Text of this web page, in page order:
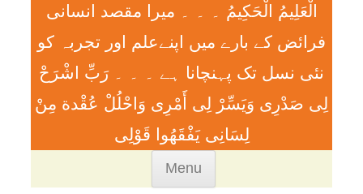
الْعَلِيمُ الْحَكِيمُ ۔ ۔ ۔ ميرا مقصد انسانی
فرائض کے بارے میں اپنےعلم اور تجربہ کو
نئی نسل تک پہنچانا ہے ۔ ۔ ۔ رَبِّ اشْرَحْ
لِی صَدْرِی وَيَسِّرْ لِی أَمْرِی وَاحْلُلْ عُقْدة مِنْ
لِسَانِی يَفْقَھُوا قَوْلِی
Menu